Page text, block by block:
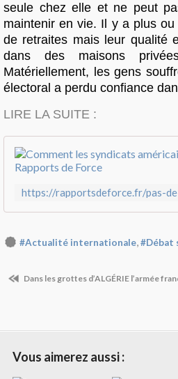
seule chez elle et ne peut
maintenir en vie. Il y a plus
de retraites mais leur qualité
dans des maisons
Matériellement, les gens
électoral a perdu confiance
LIRE LA SUITE :
#Actualité internationale,#Débat
Dans les grottes d’ALGÉRIE l’armée
Vous aimerez aussi :